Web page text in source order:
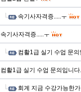
속기사자격증.....ㅜ
속기사자격증.....ㅜ
컴활1급 실기 수업 문의
컴활1급 실기 수업 문의입니다.
회계 지금 수강가능한